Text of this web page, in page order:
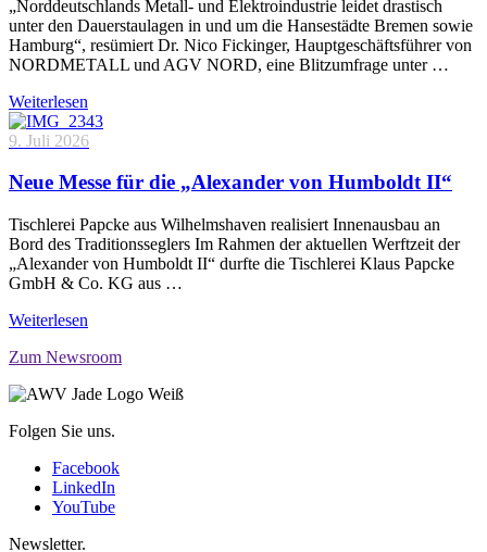
„Norddeutschlands Metall- und Elektroindustrie leidet drastisch
unter den Dauerstaulagen in und um die Hansestädte Bremen sowie
Hamburg“, resümiert Dr. Nico Fickinger, Hauptgeschäftsführer von
NORDMETALL und AGV NORD, eine Blitzumfrage unter …
Weiterlesen
9. Juli 2026
Neue Messe für die „Alexander von Humboldt II“
Tischlerei Papcke aus Wilhelmshaven realisiert Innenausbau an
Bord des Traditionsseglers Im Rahmen der aktuellen Werftzeit der
„Alexander von Humboldt II“ durfte die Tischlerei Klaus Papcke
GmbH & Co. KG aus …
Weiterlesen
Zum Newsroom
Folgen Sie uns.
Facebook
LinkedIn
YouTube
Newsletter.